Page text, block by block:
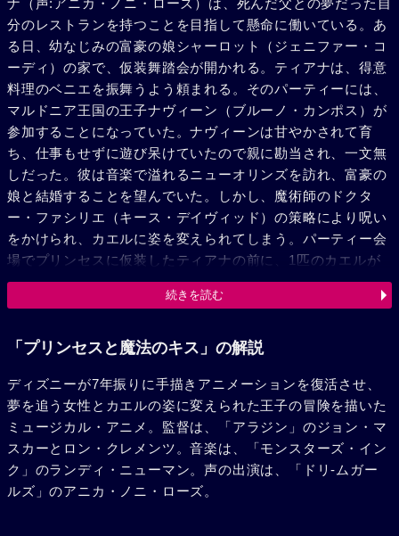
ナ（声:アニカ・ノニ・ローズ）は、死んだ父との夢だった自
分のレストランを持つことを目指して懸命に働いている。あ
る日、幼なじみの富豪の娘シャーロット（ジェニファー・コ
ーディ）の家で、仮装舞踏会が開かれる。ティアナは、得意
料理のベニエを振舞うよう頼まれる。そのパーティーには、
マルドニア王国の王子ナヴィーン（ブルーノ・カンポス）が
参加することになっていた。ナヴィーンは甘やかされて育
ち、仕事もせずに遊び呆けていたので親に勘当され、一文無
しだった。彼は音楽で溢れるニューオリンズを訪れ、富豪の
娘と結婚することを望んでいた。しかし、魔術師のドクタ
ー・ファシリエ（キース・デイヴィッド）の策略により呪い
をかけられ、カエルに姿を変えられてしまう。パーティー会
場でプリンセスに仮装したティアナの前に、1匹のカエルが
現われる。そのカエルは、自分は呪いによって姿を変えられ
たナヴィーン王子であり、その呪いはプリンセスのキスによ
いう条件で、勇気を振り絞ってそのカエルにキスをする。し
でカエルの姿になってしまう。
続きを読む
「プリンセスと魔法のキス」の解説
ディズニーが7年振りに手描きアニメーションを復活させ、
夢を追う女性とカエルの姿に変えられた王子の冒険を描いた
ミュージカル・アニメ。監督は、「アラジン」のジョン・マ
スカーとロン・クレメンツ。音楽は、「モンスターズ・イン
ク」のランディ・ニューマン。声の出演は、「ドリ-ムガー
ルズ」のアニカ・ノニ・ローズ。